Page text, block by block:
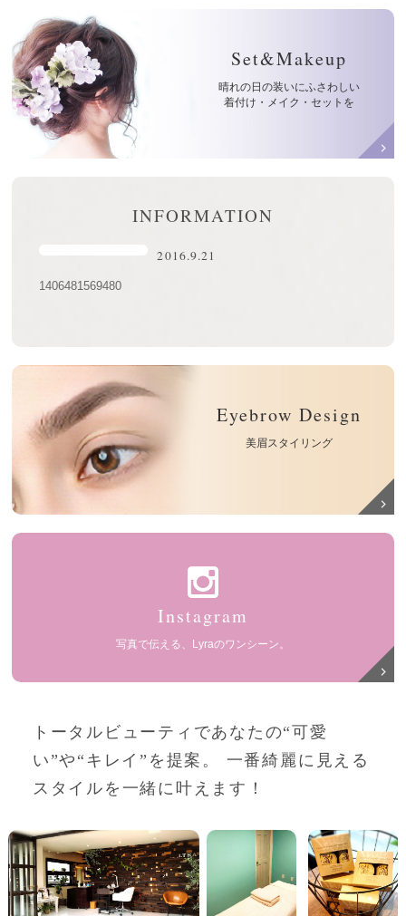
Set&Makeup
晴れの日の装いにふさわしい
着付け・メイク・セットを
INFORMATION
2016.9.21
1406481569480
Eyebrow Design
美眉スタイリング
Instagram
写真で伝える、Lyraのワンシーン。
トータルビューティであなたの“可愛
い”や“キレイ”を提案。
一番綺麗に見える
スタイルを一緒に叶えます！